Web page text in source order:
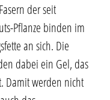
der seit
Pflanze binden im
an sich. Die
dabei ein Gel, das
Damit werden nicht